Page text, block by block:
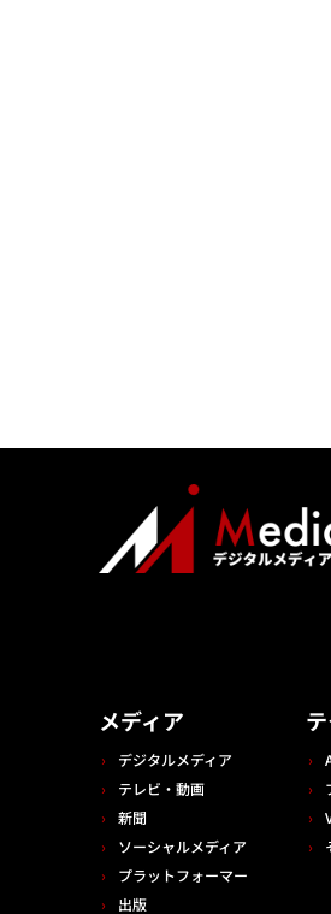
メディア
デジタルメディア
テレビ・動画
新聞
ソーシャルメディア
プラットフォーマー
出版